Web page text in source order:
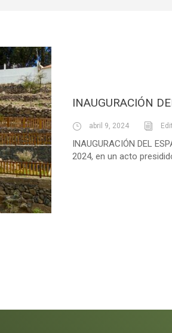
INAUGURACIÓN
abril 9, 2024
INAUGURACIÓN DEL
2024, en un acto